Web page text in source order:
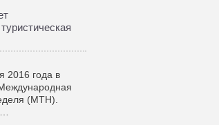
2016 года в
(МТН).